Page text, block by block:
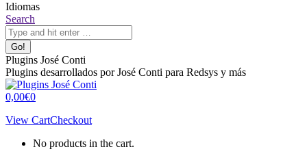
Idiomas
X
page
opens
in
new
window
Github
page
opens
in
new
window
Search:
Search
Plugins José Conti
Plugins desarrollados por José Conti para Redsys y más
0,00€0
View CartCheckout
No products in the cart.